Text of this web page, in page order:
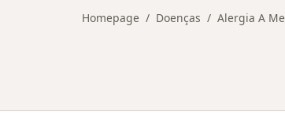
Homepage Doenças Alergia A